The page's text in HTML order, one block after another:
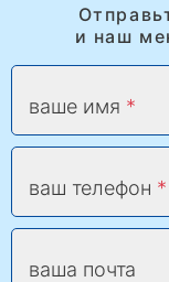
и наш
ваше имя
ваш телефон
ваша почта